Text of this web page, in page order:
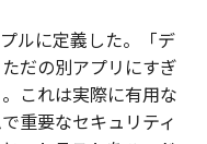
ルに定義した。「デ
だの別アプリにすぎ
これは実際に有用な
重要なセキュリティ